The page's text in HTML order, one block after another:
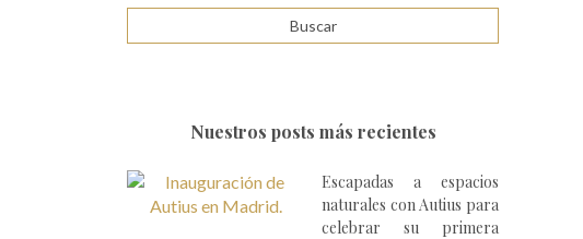
Nuestros posts más recientes
Escapadas a espacios
naturales con Autius para
celebrar su primera